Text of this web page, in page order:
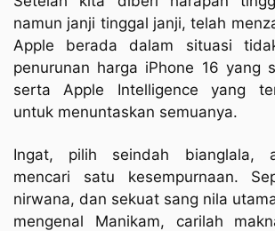
namun janji tinggal janji, telah
Apple berada dalam situasi
penurunan harga iPhone 16 yang
serta Apple Intelligence yang
untuk menuntaskan semuanya.
Ingat, pilih seindah bianglala,
mencari satu kesempurnaan.
nirwana, dan sekuat sang nila
mengenal Manikam, carilah